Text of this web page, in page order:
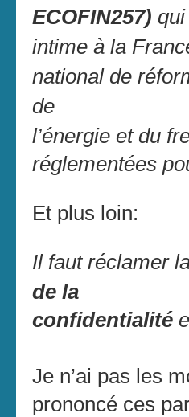
ECOFIN257) qui
intime à la
national de
de
l’énergie et du
réglementées
Et plus loin:
Il faut réclamer
de la
confidentialité
Je n’ai pas les
prononcé ces